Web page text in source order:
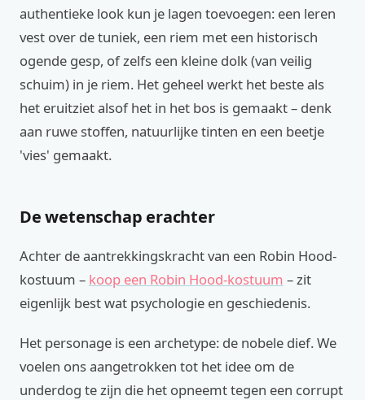
authentieke look kun je lagen toevoegen: een leren
vest over de tuniek, een riem met een historisch
ogende gesp, of zelfs een kleine dolk (van veilig
schuim) in je riem. Het geheel werkt het beste als
het eruitziet alsof het in het bos is gemaakt – denk
aan ruwe stoffen, natuurlijke tinten en een beetje
'vies' gemaakt.
De wetenschap erachter
Achter de aantrekkingskracht van een Robin Hood-
kostuum – koop een Robin Hood-kostuum – zit
eigenlijk best wat psychologie en geschiedenis.
Het personage is een archetype: de nobele dief. We
voelen ons aangetrokken tot het idee om de
underdog te zijn die het opneemt tegen een corrupt